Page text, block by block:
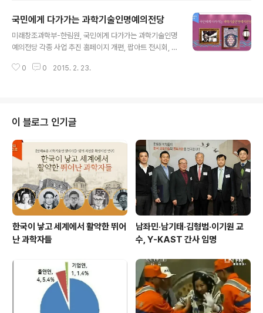
간을 아는 사람이 거의 없을 정도로 문명이 후퇴했기 때문
이다. 그러나 당시 이슬람과 중국을 필두로 아시아는 유럽
보다 높은 농업 생산성으로 많은 인구를 부양하며 수공업
반, 화약과 같은 발명품을 개발했다. 각자의 지역 환경에 맞
국민에게 다가가는 과학기술인명예의전당
미래창조과학부-한림원, 국민에게 다가가는 과학기술인명
예의전당 각종 사업 추진 홈페이지 개편, 팝아트 전시회, 기
들에게 알리기 위한 움직임이 더욱 활발해질 전망이다. 미
념우표 발행 등 대국민 홍보활동을 전개한다. 과학기술인
명예의전당은 국가발전과 국민복지 향상에 기여한 과학기
술인을 선정하여 그 업적을 항구적으로 기리고 보전하기
위해 마련된 사업으로, 2003년부터 현재까지 최무선, 장
영실, 이휘소, 우장춘 등 우리나라를 대표하는 31인의 과학
기술인이 헌정되어 유품 등이 전시되고 있다. 우리 한림원..
0 0 2015. 2. 23.
이 블로그 인기글
한국이 낳고 세계에서 활약한 뛰어
난 과학자들
남좌민·남기태·김형범·이기원 교
수, Y-KAST 간사 임명